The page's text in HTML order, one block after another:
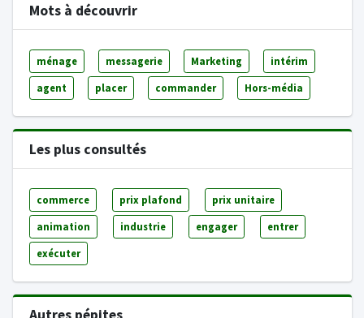
Mots à découvrir
ménage messagerie Marketing intérim
agent placer commander Hors-média
Les plus consultés
commerce prix plafond prix unitaire
animation industrie engager entrer
exécuter